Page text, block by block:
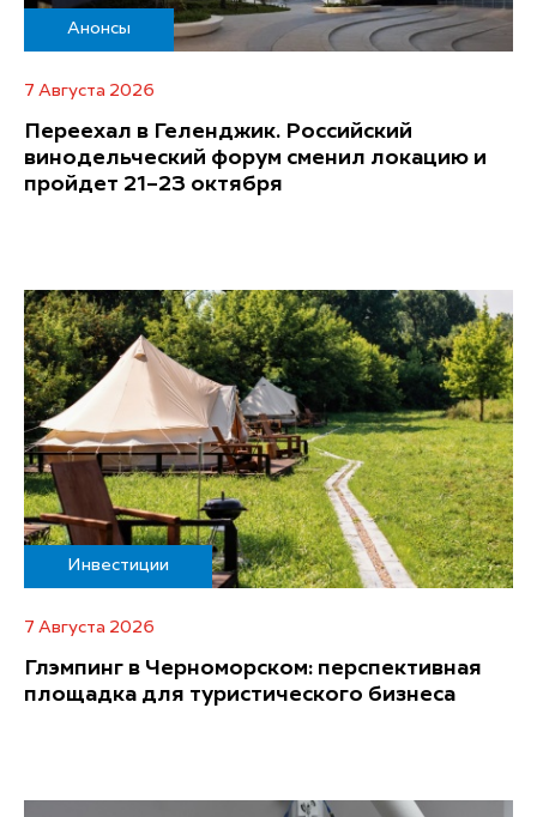
Анонсы
7 Августа 2026
Переехал в Геленджик. Российский
винодельческий форум сменил локацию и
пройдет 21–23 октября
Инвестиции
7 Августа 2026
Глэмпинг в Черноморском: перспективная
площадка для туристического бизнеса